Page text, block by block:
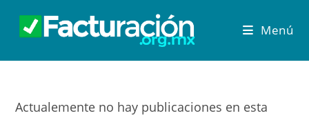
Menú
Actualemente no hay publicaciones en esta